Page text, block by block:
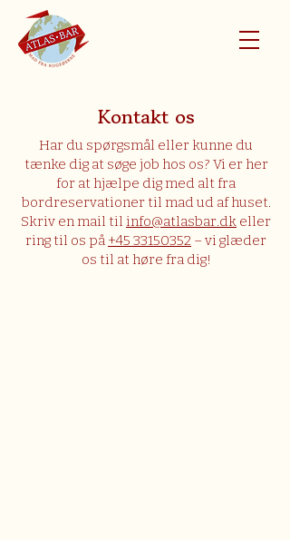
Kontakt os
Har du spørgsmål eller kunne du
tænke dig at søge job hos os? Vi er her
for at hjælpe dig med alt fra
bordreservationer til mad ud af huset.
Skriv en mail til info@atlasbar.dk eller
ring til os på +45 33150352 – vi glæder
os til at høre fra dig!​